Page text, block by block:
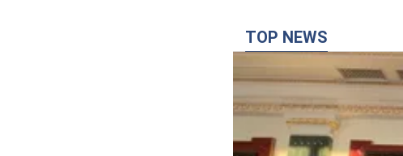
TOP NEWS